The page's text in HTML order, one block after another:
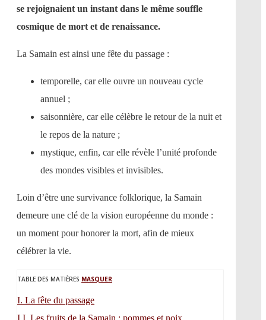
se rejoignaient un instant dans le même souffle
cosmique de mort et de renaissance.
La Samain est ainsi une fête du passage :
temporelle, car elle ouvre un nouveau cycle
annuel ;
saisonnière, car elle célèbre le retour de la nuit et
le repos de la nature ;
mystique, enfin, car elle révèle l’unité profonde
des mondes visibles et invisibles.
Loin d’être une survivance folklorique, la Samain
demeure une clé de la vision européenne du monde :
un moment pour honorer la mort, afin de mieux
célébrer la vie.
TABLE DES MATIÈRES MASQUER
I. La fête du passage